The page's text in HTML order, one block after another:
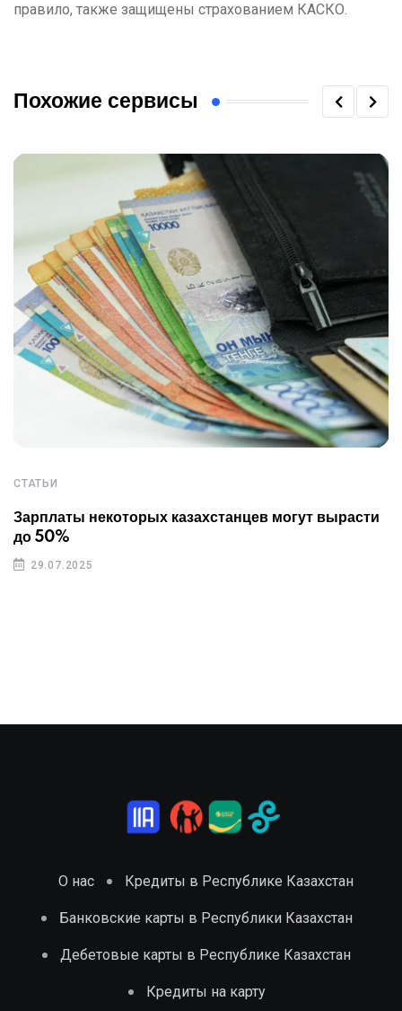
правило, также защищены страхованием КАСКО.
Похожие сервисы
СТАТЬИ
Зарплаты некоторых казахстанцев могут вырасти
до 50%
29.07.2025
О нас Кредиты в Республике Казахстан
Банковские карты в Республики Казахстан
Дебетовые карты в Республике Казахстан
Кредиты на карту